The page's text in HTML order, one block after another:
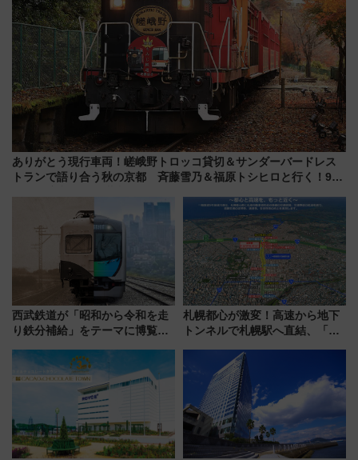
ありがとう現行車両！嵯峨野トロッコ貸切＆サンダーバードレス
トランで語り合う秋の京都 斉藤雪乃＆福原トシヒロと行く！9月
西武鉄道が「昭和から令和を走
り鉄分補給」をテーマに博覧会
14日から 新車両「トキイロ」体
験ブースも アクセスや申込方法
札幌都心が激変！高速から地下
トンネルで札幌駅へ直結、「創
から本格着工、延長4.8km整備
事業の全貌